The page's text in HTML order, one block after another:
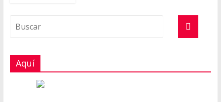
Aquí